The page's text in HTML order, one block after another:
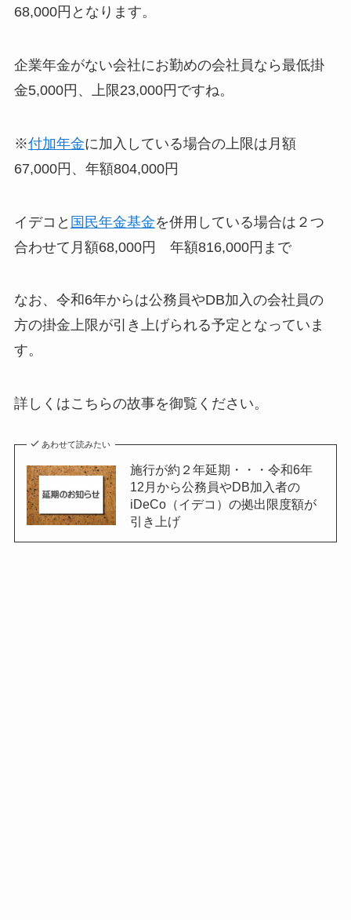
68,000円となります。
企業年金がない会社にお勤めの会社員なら最低掛
金5,000円、上限23,000円ですね。
※付加年金に加入している場合の上限は月額
67,000円、年額804,000円
イデコと 国民年金基金を併用している場合は２つ
合わせて月額68,000円 年額816,000円まで
なお、令和6年からは公務員やDB加入の会社員の
方の掛金上限が引き上げられる予定となっていま
す。
詳しくはこちらの故事を御覧ください。
あわせて読みたい
施行が約２年延期・・・令和6年
12月から公務員やDB加入者の
iDeCo（イデコ）の拠出限度額が
引き上げ